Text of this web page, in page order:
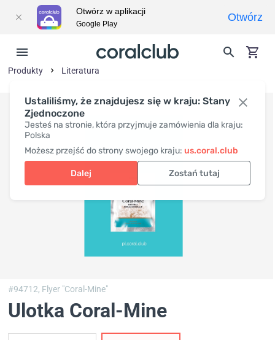
Ustaliliśmy, że znajdujesz się w kraju: Stany
Zjednoczone
Jesteś na stronie, która przyjmuje zamówienia dla kraju:
Polska
Możesz przejść do strony swojego kraju: us.coral.club
Dalej Zostań tutaj
Produkty Literatura
#94712, Flyer "Coral-Mine"
Ulotka Coral-Mine
Otwórz w aplikacji
Google Play
Otwórz